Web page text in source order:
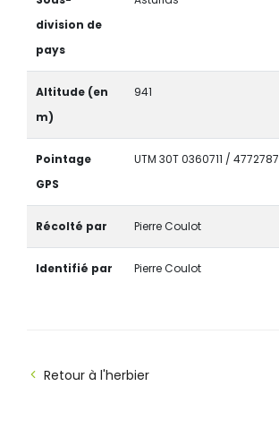
division de
pays
Altitude (en
m)
941
Pointage
GPS
UTM 30T 0360711 / 4772787
Récolté par Pierre Coulot
Identifié par Pierre Coulot
Retour à l'herbier